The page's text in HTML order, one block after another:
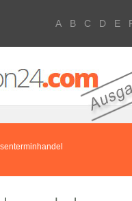
A B C D E